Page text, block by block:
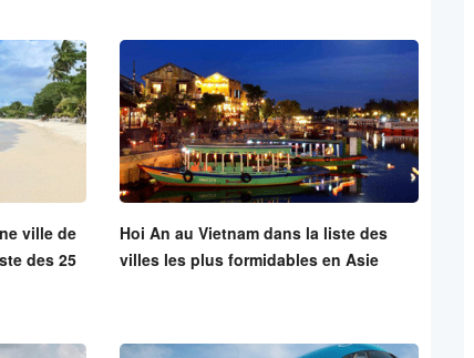
ville de
des 25
Hoi An au Vietnam dans la liste des
villes les plus formidables en Asie